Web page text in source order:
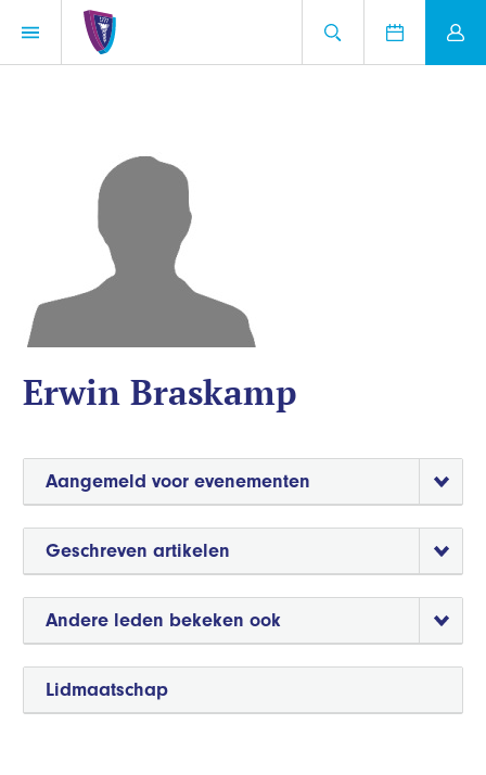
Lidmaatschap
Erwin Braskamp
Aangemeld voor evenementen
Geschreven artikelen
Andere leden bekeken ook